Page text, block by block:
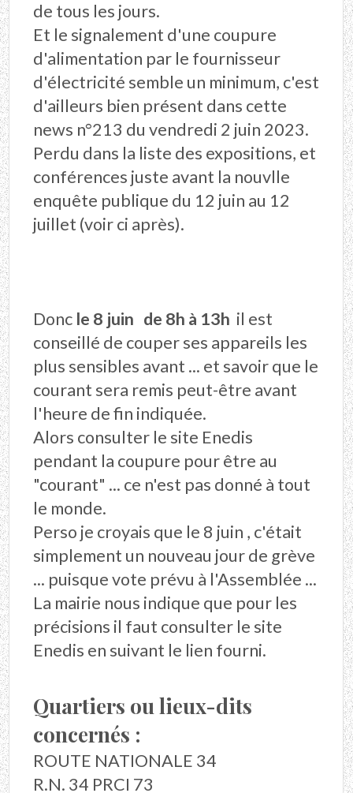
de tous les jours.
Et le signalement d'une coupure
d'alimentation par le fournisseur
d'électricité semble un minimum, c'est
d'ailleurs bien présent dans cette
news n°213 du vendredi 2 juin 2023.
Perdu dans la liste des expositions, et
conférences juste avant la nouvlle
enquête publique du 12 juin au 12
juillet (voir ci après).
Donc le 8 juin de 8h à 13h il est
conseillé de couper ses appareils les
plus sensibles avant ... et savoir que le
courant sera remis peut-être avant
l'heure de fin indiquée.
Alors consulter le site Enedis
pendant la coupure pour être au
"courant" ... ce n'est pas donné à tout
le monde.
Perso je croyais que le 8 juin , c'était
simplement un nouveau jour de grève
... puisque vote prévu à l'Assemblée ...
La mairie nous indique que pour les
précisions il faut consulter le site
Enedis en suivant le lien fourni.
Quartiers ou lieux-dits
concernés :
ROUTE NATIONALE 34
R.N. 34 PRCI 73